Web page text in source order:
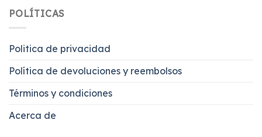
POLÍTICAS
Politica de privacidad
Política de devoluciones y reembolsos
Términos y condiciones
Acerca de